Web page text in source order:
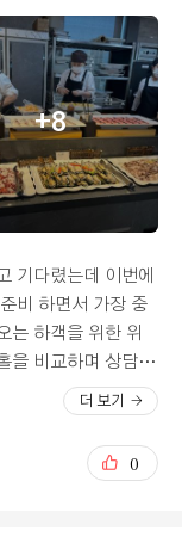
뀌면서 생각보다 분
도 전보다 부담스
바뀌어서 더 단정한
하게 정리돼 있어
들었어요. 꽃 장식
고 화사한 느낌이
기를 더 예쁘게 만
체적으로 훨씬 고급
하셨습니다. 크게
적으로는 해산물
네요. 하객분들도
어서 괜히 더 안심
없다는 것이었는
이 되었습니다. 전체
기대 이상이라 예식
+8
기다렸는데 이번에
비 하면서 가장 중
는 하객을 위한 위
을 비교하며 상담을
문했을 때부터 전체
었습니다. 저희가
느낌자체가 너무
더 보기
0